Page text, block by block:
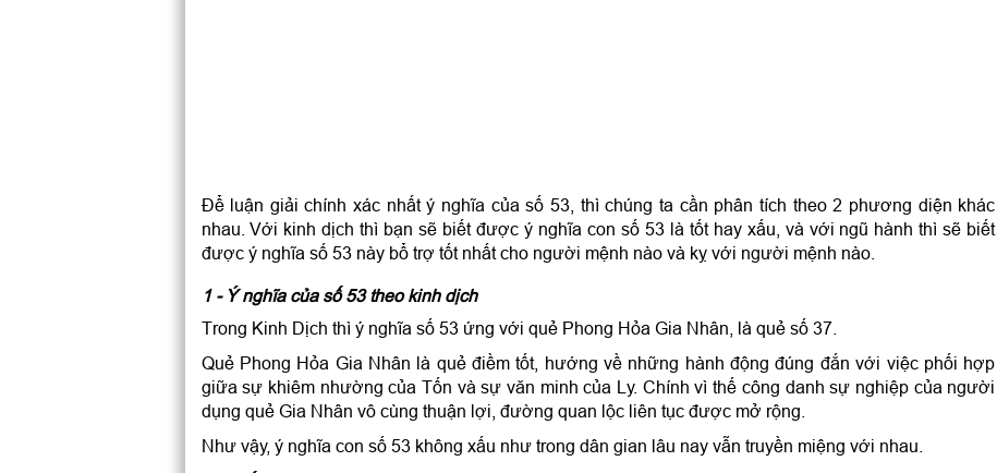
Để luận giải chính xác nhất ý nghĩa của số 53, thì chúng ta cần phân tích theo 2 phương diện khác
nhau. Với kinh dịch thì bạn sẽ biết được ý nghĩa con số 53 là tốt hay xấu, và với ngũ hành thì sẽ biết
được ý nghĩa số 53 này bổ trợ tốt nhất cho người mệnh nào và kỵ với người mệnh nào.
1 - Ý nghĩa của số 53 theo kinh dịch
Trong Kinh Dịch thì ý nghĩa số 53 ứng với quẻ Phong Hỏa Gia Nhân, là quẻ số 37.
Quẻ Phong Hỏa Gia Nhân là quẻ điềm tốt, hướng về những hành động đúng đắn với việc phối hợp
giữa sự khiêm nhường của Tốn và sự văn minh của Ly. Chính vì thế công danh sự nghiệp của người
dụng quẻ Gia Nhân vô cùng thuận lợi, đường quan lộc liên tục được mở rộng.
Như vậy, ý nghĩa con số 53 không xấu như trong dân gian lâu nay vẫn truyền miệng với nhau.